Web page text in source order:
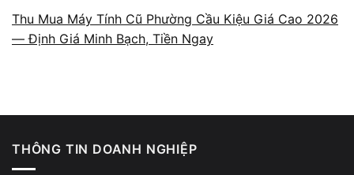
trạng thật
A Chề định giá dựa trên các yếu tố thực tế
Thu Mua Máy Tính Cũ Phường Cầu Kiệu Giá Cao 2026
— Định Giá Minh Bạch, Tiền Ngay
THÔNG TIN DOANH NGHIỆP